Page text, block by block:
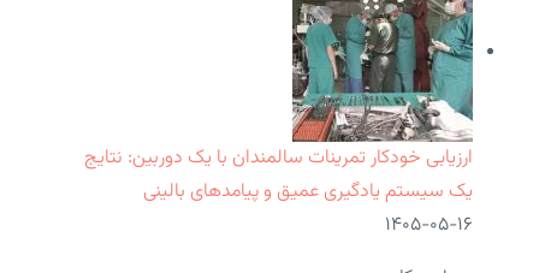
ارزیابی خودکار تمرینات سالمندان با یک دوربین: نتایج
یک سیستم یادگیری عمیق و پیامدهای بالینی
۱۴۰۵-۰۵-۱۶